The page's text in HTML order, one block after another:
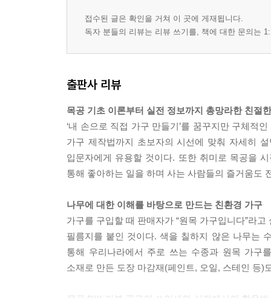
접수된 글은 확인을 거쳐 이 곳에 게재됩니다.
독자 분들의 리뷰는 리뷰 쓰기를, 책에 대한 문의는
출판사 리뷰
목공 기초 이론부터 실전 정보까지 총망라한 친절
‘내 손으로 직접 가구 만들기’를 꿈꾸지만 구체적
가구 제작법까지 초보자의 시선에 맞춰 자세히
입문자에게 유용할 것이다. 또한 취미로 목공을
통해 좋아하는 일을 하며 사는 사람들의 즐거움도
나무에 대한 이해를 바탕으로 만드는 친환경 가구
가구를 구입할 때 판매자가 “원목 가구입니다”라
필름지를 붙인 것이다. 색을 칠하지 않은 나무는
통해 우리나라에서 주로 쓰는 수종과 원목 가구
소재로 만든 도장 마감재(페인트, 오일, 스테인 등